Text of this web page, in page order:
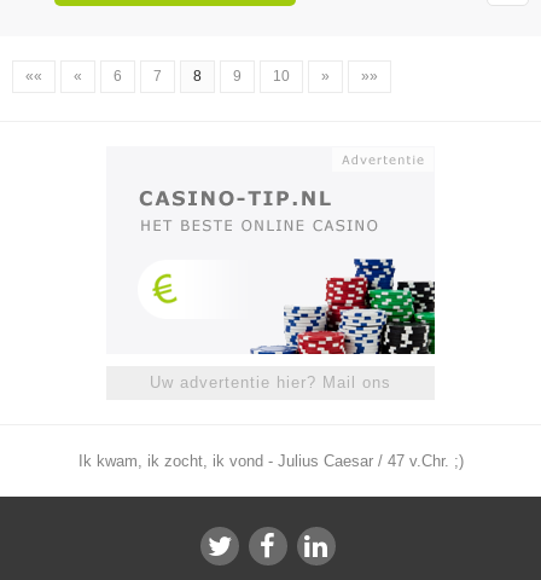
«« « 6 7 8 9 10 » »»
Uw advertentie hier? Mail ons
Ik kwam, ik zocht, ik vond - Julius Caesar / 47 v.Chr. ;)